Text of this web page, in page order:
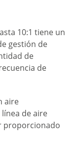
10:1 tiene un
gestión de
de
de
aire
de aire
proporcionado